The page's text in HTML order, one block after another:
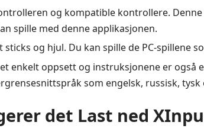
og kompatible kontrollere.
spille med denne applikasjonen.
og hjul. Du kan spille de PC-spillene
enkelt oppsett og instruksjonene er også
som engelsk, russisk,
det Last ned